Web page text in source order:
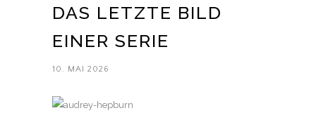
DAS LETZTE BILD
EINER SERIE
10. MAI 2026